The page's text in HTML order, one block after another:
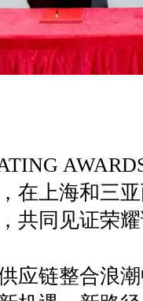
在上海和三
共同见证荣
应链整合浪